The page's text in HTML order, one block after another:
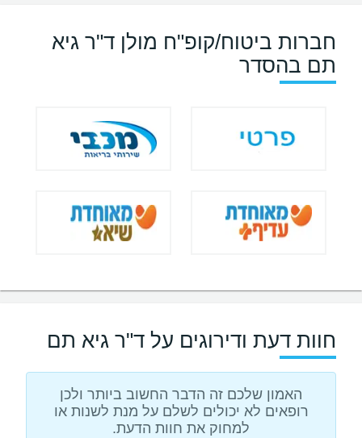
חברות ביטוח/קופ"ח מולן ד"ר גיא
תם בהסדר
חוות דעת ודירוגים על ד"ר גיא תם
האמון שלכם זה הדבר החשוב ביותר ולכן
רופאים לא יכולים לשלם על מנת לשנות או
למחוק את חוות הדעת.